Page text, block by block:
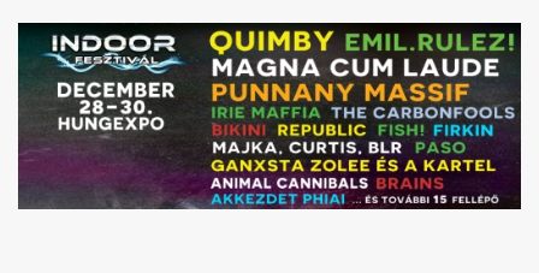
TABok
Improvizáció